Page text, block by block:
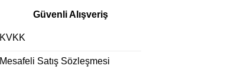
Güvenli Alışveriş
KVKK
Mesafeli Satış Sözleşmesi